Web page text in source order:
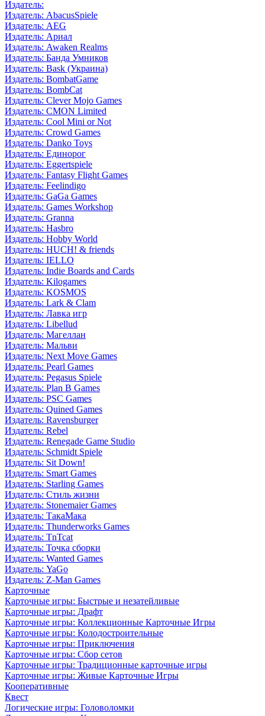
Издатель:
Издатель: AbacusSpiele
Издатель: AEG
Издатель: Ариал
Издатель: Awaken Realms
Издатель: Банда Умников
Издатель: Bask (Украина)
Издатель: BombatGame
Издатель: BombCat
Издатель: Clever Mojo Games
Издатель: CMON Limited
Издатель: Cool Mini or Not
Издатель: Crowd Games
Издатель: Danko Toys
Издатель: Единорог
Издатель: Eggertspiele
Издатель: Fantasy Flight Games
Издатель: Feelindigo
Издатель: GaGa Games
Издатель: Games Workshop
Издатель: Granna
Издатель: Hasbro
Издатель: Hobby World
Издатель: HUCH! & friends
Издатель: IELLO
Издатель: Indie Boards and Cards
Издатель: Kilogames
Издатель: KOSMOS
Издатель: Lark & Clam
Издатель: Лавка игр
Издатель: Libellud
Издатель: Магеллан
Издатель: Мальви
Издатель: Next Move Games
Издатель: Pearl Games
Издатель: Pegasus Spiele
Издатель: Plan B Games
Издатель: PSC Games
Издатель: Quined Games
Издатель: Ravensburger
Издатель: Rebel
Издатель: Renegade Game Studio
Издатель: Schmidt Spiele
Издатель: Sit Down!
Издатель: Smart Games
Издатель: Starling Games
Издатель: Стиль жизни
Издатель: Stonemaier Games
Издатель: ТакаМака
Издатель: Thunderworks Games
Издатель: TnTcat
Издатель: Точка сборки
Издатель: Wanted Games
Издатель: YaGo
Издатель: Z-Man Games
Карточные
Карточные игры: Быстрые и незатейливые
Карточные игры: Драфт
Карточные игры: Коллекционные Карточные Игры
Карточные игры: Колодостроительные
Карточные игры: Приключения
Карточные игры: Сбор сетов
Карточные игры: Традиционные карточные игры
Карточные игры: Живые Карточные Игры
Кооперативные
Квест
Логические игры: Головоломки